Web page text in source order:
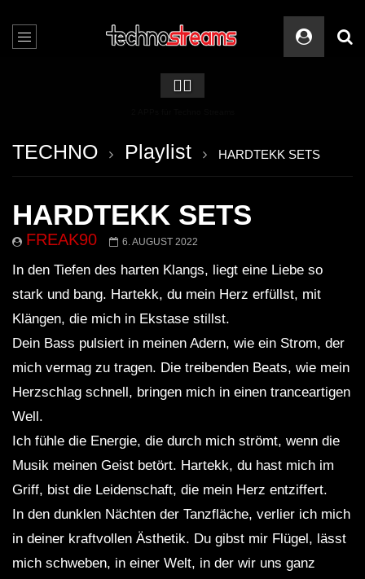
🏳️‍🌈
TECHNO Playlist HARDTEKK SETS
HARDTEKK SETS
FREAK90 6. AUGUST 2022
In den Tiefen des harten Klangs, liegt eine Liebe so
stark und bang. Hartekk, du mein Herz erfüllst, mit
Klängen, die mich in Ekstase stillst.
Dein Bass pulsiert in meinen Adern, wie ein Strom, der
mich vermag zu tragen. Die treibenden Beats, wie mein
Herzschlag schnell, bringen mich in einen tranceartigen
Well.
Ich fühle die Energie, die durch mich strömt, wenn die
Musik meinen Geist betört. Hartekk, du hast mich im
Griff, bist die Leidenschaft, die mein Herz entziffert.
In den dunklen Nächten der Tanzfläche, verlier ich mich
in deiner kraftvollen Ästhetik. Du gibst mir Flügel, lässt
mich schweben, in einer Welt, in der wir uns ganz